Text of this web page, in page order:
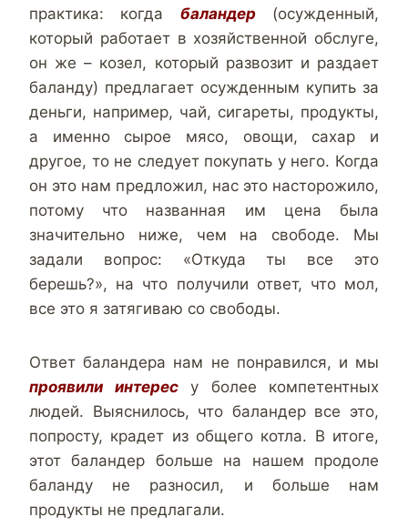
практика: когда баландер(осужденный,
который работает в хозяйственной обслуге,
он же – козел, который развозит и раздает
баланду) предлагает осужденным купить за
деньги, например, чай, сигареты, продукты,
а именно сырое мясо, овощи, сахар и
другое, то не следует покупать у него. Когда
он это нам предложил, нас это насторожило,
потому что названная им цена была
значительно ниже, чем на свободе. Мы
задали вопрос: «Откуда ты все это
берешь?», на что получили ответ, что мол,
все это я затягиваю со свободы.
Ответ баландера нам не понравился, и мы
проявили интересу более компетентных
людей. Выяснилось, что баландер все это,
попросту, крадет из общего котла. В итоге,
этот баландер больше на нашем продоле
баланду не разносил, и больше нам
продукты не предлагали.